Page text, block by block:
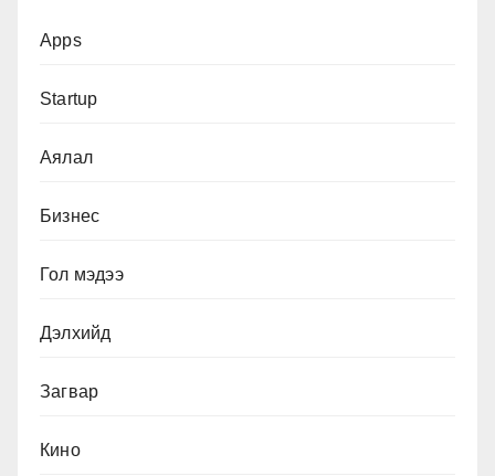
Apps
Startup
Аялал
Бизнес
Гол мэдээ
Дэлхийд
Загвар
Кино